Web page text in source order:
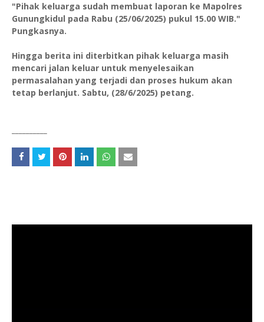
"Pihak keluarga sudah membuat laporan ke Mapolres
Gunungkidul pada Rabu (25/06/2025) pukul 15.00 WIB."
Pungkasnya.
Hingga berita ini diterbitkan pihak keluarga masih
mencari jalan keluar untuk menyelesaikan
permasalahan yang terjadi dan proses hukum akan
tetap berlanjut. Sabtu, (28/6/2025) petang.